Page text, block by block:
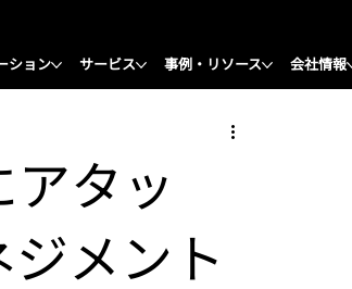
ション サービス 事例・リソース 会社情報
タッ
メント